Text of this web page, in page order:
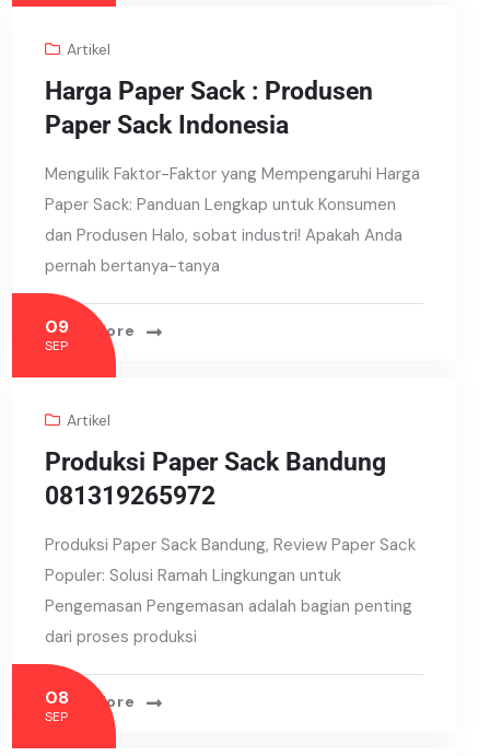
Artikel
Harga Paper Sack : Produsen
Paper Sack Indonesia
Mengulik Faktor-Faktor yang Mempengaruhi Harga
Paper Sack: Panduan Lengkap untuk Konsumen
dan Produsen Halo, sobat industri! Apakah Anda
pernah bertanya-tanya
Read More
09
SEP
Artikel
Produksi Paper Sack Bandung
081319265972
Produksi Paper Sack Bandung, Review Paper Sack
Populer: Solusi Ramah Lingkungan untuk
Pengemasan Pengemasan adalah bagian penting
dari proses produksi
Read More
08
SEP